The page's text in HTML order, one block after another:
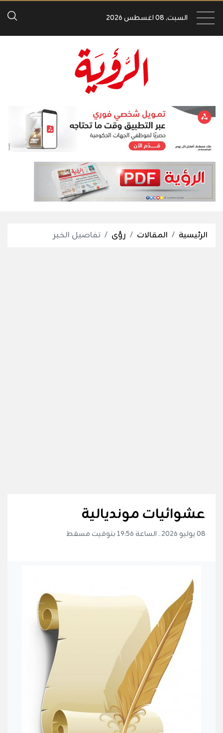
السبت, 08 اغسطس 2026
الرئيسية المقالات رؤى تفاصيل الخبر
عشوائيات مونديالية
08 يوليو 2026 . الساعة 19:56 بتوقيت مسقط